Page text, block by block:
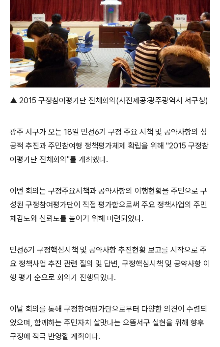
▲ 2015 구정참여평가단 전체회의(사진제공:광주광역시 서구청)
광주 서구가 오는 18일 민선6기 구정 주요 시책 및 공약사항의 성
공적 추진과 주민참여형 정책평가체제 확립을 위해 "2015 구정참
여평가단 전체회의"를 개최했다.
이번 회의는 구정주요시책과 공약사항의 이행현황을 주민으로 구
성된 구정참여평가단이 직접 평가함으로써 주요 정책사업의 주민
체감도와 신뢰도를 높이기 위해 마련되었다.
민선6기 구정핵심시책 및 공약사항 추진현황 보고를 시작으로 주
요 정책사업 추진 관련 질의 및 답변, 구정핵심시책 및 공약사항 이
행 평가 순으로 회의가 진행되었다.
이날 회의를 통해 구정참여평가단으로부터 다양한 의견이 수렴되
었으며, 함께하는 주민자치 살맛나는 으뜸서구 실현을 위해 향후
구정에 적극 반영할 계획이다.